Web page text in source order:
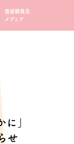
価値観発見
メディア
に」
せ